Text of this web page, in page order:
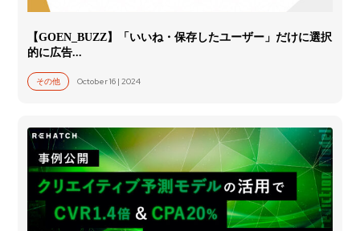
【GOEN_BUZZ】「いいね・保存したユーザー」だけに選択
的に広告...
その他 October 16 | 2024